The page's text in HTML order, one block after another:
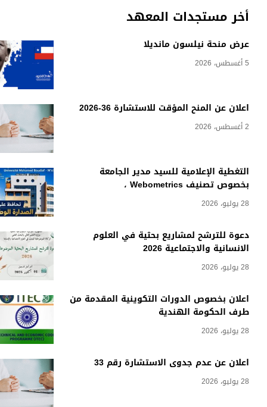
أخر مستجدات المعهد
عرض منحة نيلسون مانديلا
5 أغسطس، 2026
اعلان عن المنح المؤقت للاستشارة 36-2026
2 أغسطس، 2026
التغطية الإعلامية للسيد مدير الجامعة
بخصوص تصنيف Webometrics ،
28 يوليو، 2026
دعوة للترشح لمشاريع بحثية في العلوم
الانسانية والاجتماعية 2026
28 يوليو، 2026
اعلان بخصوص الدورات التكوينية المقدمة من
طرف الحكومة الهندية
28 يوليو، 2026
اعلان عن عدم جدوى الاستشارة رقم 33
28 يوليو، 2026